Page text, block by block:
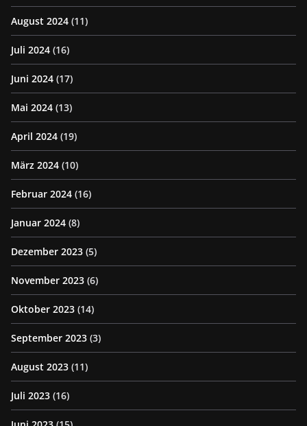
August 2024 (11)
Juli 2024 (16)
Juni 2024 (17)
Mai 2024 (13)
April 2024 (19)
März 2024 (10)
Februar 2024 (16)
Januar 2024 (8)
Dezember 2023 (5)
November 2023 (6)
Oktober 2023 (14)
September 2023 (3)
August 2023 (11)
Juli 2023 (16)